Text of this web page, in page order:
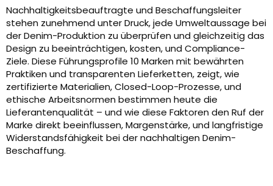
Nachhaltigkeitsbeauftragte und Beschaffungsleiter
stehen zunehmend unter Druck, jede Umweltaussage bei
der Denim-Produktion zu überprüfen und gleichzeitig das
Design zu beeinträchtigen, kosten, und Compliance-
Ziele. Diese Führungsprofile 10 Marken mit bewährten
Praktiken und transparenten Lieferketten, zeigt, wie
zertifizierte Materialien, Closed-Loop-Prozesse, und
ethische Arbeitsnormen bestimmen heute die
Lieferantenqualität – und wie diese Faktoren den Ruf der
Marke direkt beeinflussen, Margenstärke, und langfristige
Widerstandsfähigkeit bei der nachhaltigen Denim-
Beschaffung.